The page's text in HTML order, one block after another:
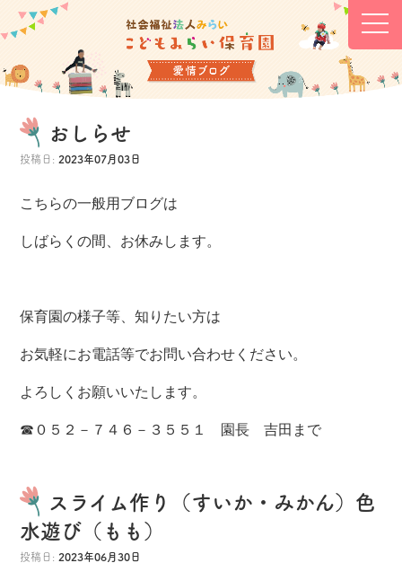
おしらせ
投稿日: 2023年07月03日
こちらの一般用ブログは
しばらくの間、お休みします。
保育園の様子等、知りたい方は
お気軽にお電話等でお問い合わせください。
よろしくお願いいたします。
☎０５２－７４６－３５５１ 園長 吉田まで
スライム作り（すいか・みかん）色
水遊び（もも）
投稿日: 2023年06月30日